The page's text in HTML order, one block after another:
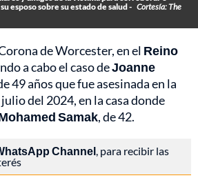
esposo sobre su estado de salud - Cortesía: The
de Worcester, en el Reino
a cabo el caso deJoanne
49 años que fue asesinada en la
del 2024, en la casa donde
Samak, de 42.
Channel, para recibir las